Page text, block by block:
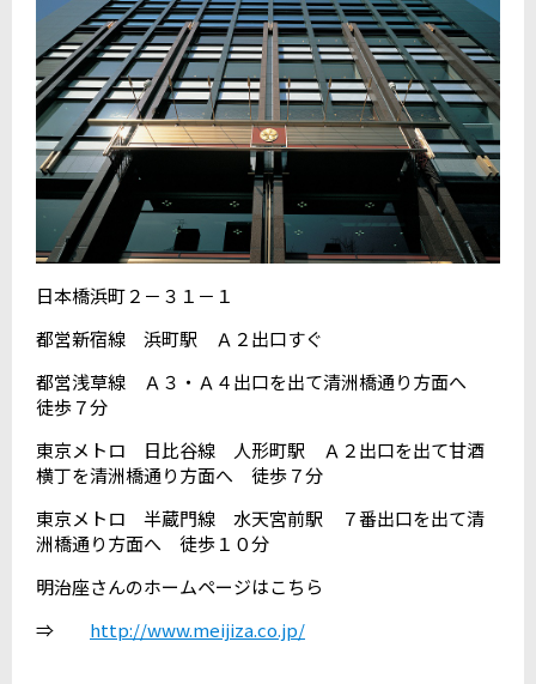
日本橋浜町２－３１－１
都営新宿線 浜町駅 Ａ２出口すぐ
都営浅草線 Ａ３・Ａ４出口を出て清洲橋通り方面へ
徒歩７分
東京メトロ 日比谷線 人形町駅 Ａ２出口を出て甘酒
横丁を清洲橋通り方面へ 徒歩７分
東京メトロ 半蔵門線 水天宮前駅 ７番出口を出て清
洲橋通り方面へ 徒歩１０分
明治座さんのホームページはこちら
⇒ http://www.meijiza.co.jp/